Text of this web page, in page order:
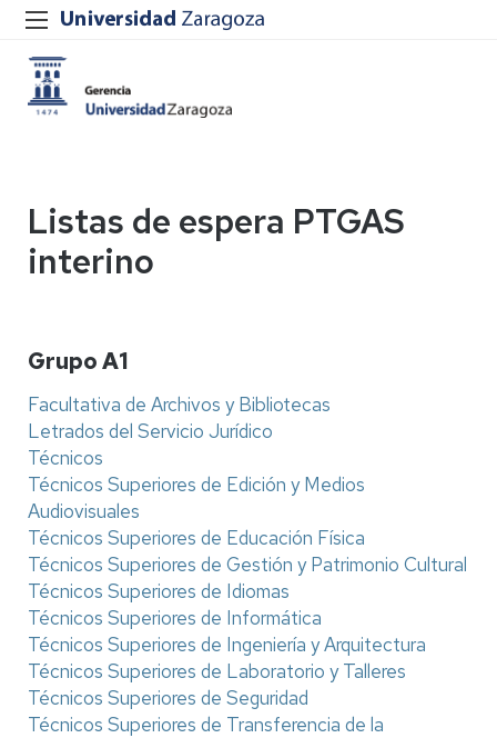
Listas de espera PTGAS
interino
Grupo A1
Facultativa de Archivos y Bibliotecas
Letrados del Servicio Jurídico
Técnicos
Técnicos Superiores de Edición y Medios
Audiovisuales
Técnicos Superiores de Educación Física
Técnicos Superiores de Gestión y Patrimonio Cultural
Técnicos Superiores de Idiomas
Técnicos Superiores de Informática
Técnicos Superiores de Ingeniería y Arquitectura
Técnicos Superiores de Laboratorio y Talleres
Técnicos Superiores de Seguridad
Técnicos Superiores de Transferencia de la